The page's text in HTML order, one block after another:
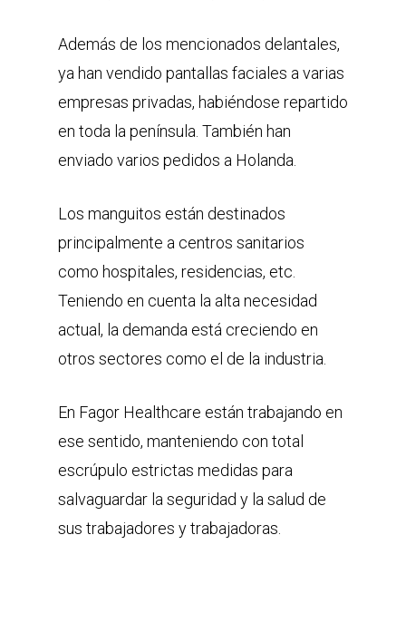
Además de los mencionados delantales,
ya han vendido pantallas faciales a varias
empresas privadas, habiéndose repartido
en toda la península. También han
enviado varios pedidos a Holanda.
Los manguitos están destinados
principalmente a centros sanitarios
como hospitales, residencias, etc.
Teniendo en cuenta la alta necesidad
actual, la demanda está creciendo en
otros sectores como el de la industria.
En Fagor Healthcare están trabajando en
ese sentido, manteniendo con total
escrúpulo estrictas medidas para
salvaguardar la seguridad y la salud de
sus trabajadores y trabajadoras.